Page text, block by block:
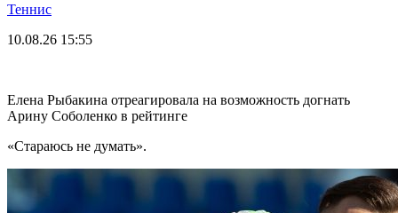
Теннис
10.08.26 15:55
Елена Рыбакина отреагировала на возможность догнать
Арину Соболенко в рейтинге
«Стараюсь не думать».